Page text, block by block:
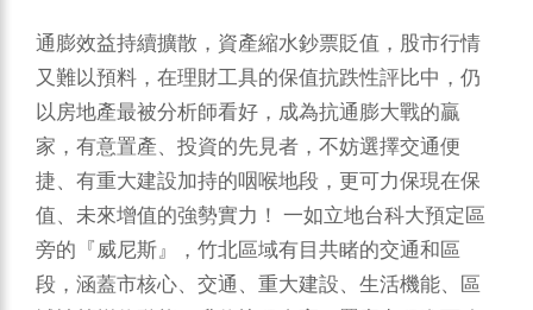
通膨效益持續擴散，資產縮水鈔票貶值，股市行情
又難以預料，在理財工具的保值抗跌性評比中，仍
以房地產最被分析師看好，成為抗通膨大戰的贏
家，有意置產、投資的先見者，不妨選擇交通便
捷、有重大建設加持的咽喉地段，更可力保現在保
值、未來增值的強勢實力！ 一如立地台科大預定區
旁的『威尼斯』，竹北區域有目共睹的交通和區
段，涵蓋市核心、交通、重大建設、生活機能、區